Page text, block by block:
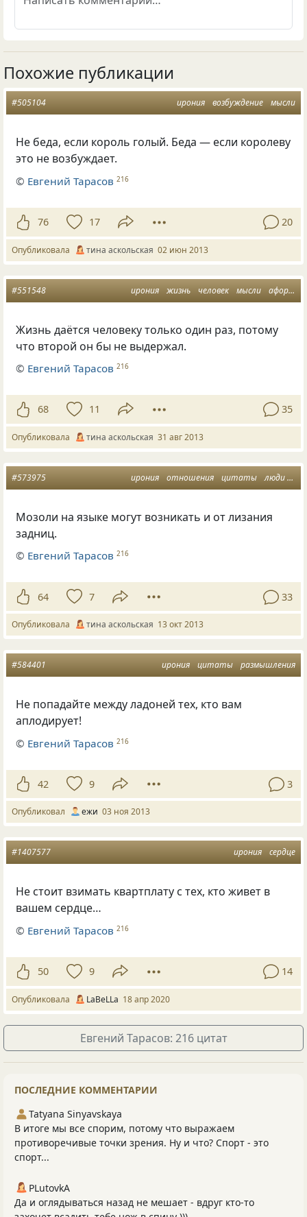
Похожие публикации
ирония возбуждение мысли
#505104
Не беда, если король голый. Беда — если королеву
это не возбуждает.
© Евгений Тарасов 216
76 17 20
Опубликовала тина аскольская 02 июн 2013
ирония жизнь человек мысли афоризм
#551548
Жизнь даётся человеку только один раз, потому
что второй он бы не выдержал.
© Евгений Тарасов 216
68 11 35
Опубликовала тина аскольская 31 авг 2013
ирония отношения цитаты люди
#573975
Мозоли на языке могут возникать и от лизания
задниц.
© Евгений Тарасов 216
64 7 33
Опубликовала тина аскольская 13 окт 2013
ирония цитаты размышления
#584401
Не попадайте между ладоней тех, кто вам
аплодирует!
© Евгений Тарасов 216
42 9 3
Опубликовал ежи 03 ноя 2013
ирония сердце
#1407577
Не стоит взимать квартплату с тех, кто живет в
вашем сердце…
© Евгений Тарасов 216
50 9 14
Опубликовала LaBeLLa 18 апр 2020
Евгений Тарасов: 216 цитат
ПОСЛЕДНИЕ КОММЕНТАРИИ
Tatyana Sinyavskaya
В итоге мы все спорим, потому что выражаем
противоречивые точки зрения. Ну и что? Спорт - это
спорт...
PLutоvkА
Да и оглядываться назад не мешает - вдруг кто-то